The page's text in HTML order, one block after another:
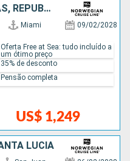
ESTADOS UNIDOS, BAHAMAS, REPUBLICA DOMINICANA, ARUBA, JAMAICA
Miami 09/02/2028
US$ 1,249
Oferta Free at Sea: tudo incluído a
um ótimo preço
35% de desconto
Pensão completa
LUCIA